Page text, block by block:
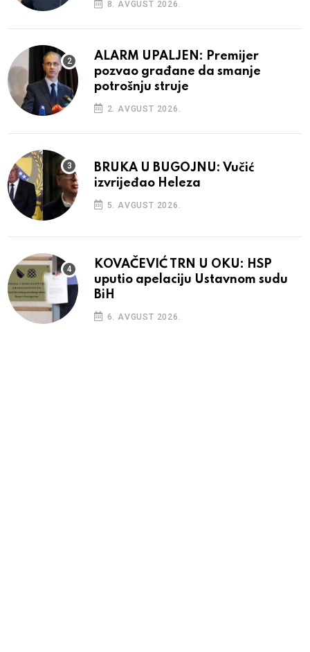
8. AVGUST 2026.
ALARM UPALJEN: Premijer
pozvao građane da smanje
potrošnju struje
2. AVGUST 2026.
BRUKA U BUGOJNU: Vučić
izvrijeđao Heleza
5. AVGUST 2026.
KOVAČEVIĆ TRN U OKU: HSP
uputio apelaciju Ustavnom sudu
BiH
6. AVGUST 2026.